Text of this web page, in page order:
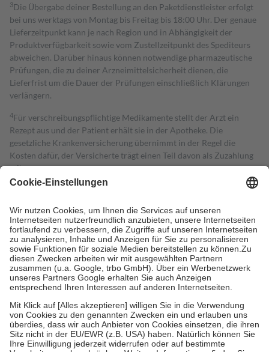
3Die Übergabe deiner Bestellung an den Paketdienstleister erfolgt
bei uns werktags von Montag bis Freitag bis 18:00 Uhr. Der genaue
Lieferzeitpunkt kann je nach Region und in Abhängigkeit der
Produktverfügbarkeit sowie vom Zustellzeitpunkt des Spediteurs
abweichen. Darüber hinaus können notwendige pharmazeutische
Prüfungen, die zu deiner Arzneimittelsicherheit dienen, die
Lieferfrist um die Dauer der Prüfungen einschließlich Klärungen
verlängern.
4Für verschreibungspflichtige Medikamente stellt der Arzt ein
Rezept aus und der Patient erhält sie in der Apotheke. Die
gesetzliche Krankenversicherung übernimmt in der Regel die
Kosten dafür, der Versicherte trägt einen Teil davon als Zuzahlung
mit.
Grundsätzlich leisten Mitglieder Zuzahlungen in Höhe von zehn
höchstens zehn Euro.
Es sind jedoch nie mehr als die tatsächlichen
Kosten der Leistung zu entrichten.
Diese Regeln gelten grundsätzlich auch für Online-Apotheken.
Bei Heilmitteln und häuslicher Krankenpflege beträgt die
Zuzahlung zehn Prozent der Kosten sowie zehn Euro je
Verordnung.
Um das Engagement der Versicherten für ihre eigene Gesundheit zu
stärken und die besondere Stellung der Familie zu unterstützen,
fallenkeine Zuzahlungenan bei:
• Kindern und Jugendlichen bis zum vollendeten 18. Lebensjahr
mit Ausnahme der Fahrkosten
• Untersuchungen zur Vorsorge und Früherkennung, die von der